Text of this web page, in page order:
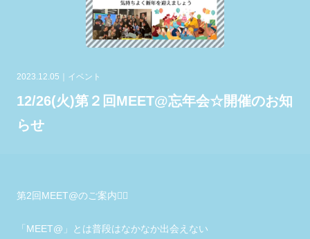
2023.12.05 イベント
12/26(火)第２回MEET@忘年会☆開催のお知
らせ
第2回MEET@のご案内💁‍♀️
「MEET@」とは普段はなかなか出会えない